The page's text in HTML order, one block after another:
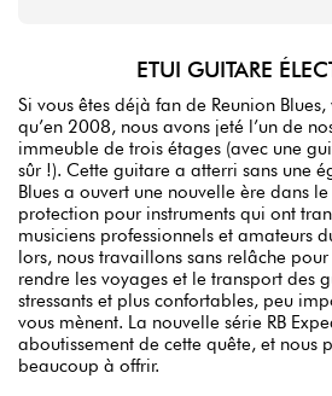
ETUI GUITARE
Si vous êtes déjà fan de Reunion
qu’en 2008, nous avons jeté l’un de
immeuble de trois étages (avec une
sûr !). Cette guitare a atterri sans une
Blues a ouvert une nouvelle ère dans
protection pour instruments qui ont
musiciens professionnels et amateurs
lors, nous travaillons sans relâche
rendre les voyages et le transport des
stressants et plus confortables, peu
vous mènent. La nouvelle série RB
aboutissement de cette quête, et nous
beaucoup à offrir.